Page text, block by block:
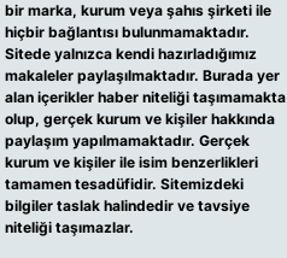
bir marka, kurum veya şahıs şirketi ile
hiçbir bağlantısı bulunmamaktadır.
Sitede yalnızca kendi hazırladığımız
makaleler paylaşılmaktadır. Burada yer
alan içerikler haber niteliği taşımamakta
olup, gerçek kurum ve kişiler hakkında
paylaşım yapılmamaktadır. Gerçek
kurum ve kişiler ile isim benzerlikleri
tamamen tesadüfidir. Sitemizdeki
bilgiler taslak halindedir ve tavsiye
niteliği taşımazlar.